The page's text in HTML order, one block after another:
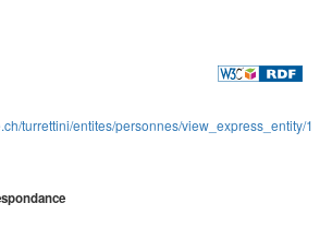
turrettini/entites/personnes/view_express_entity/1